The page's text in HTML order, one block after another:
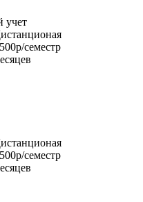
учет
семестр
семестр